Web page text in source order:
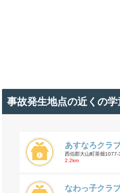
事故発生地点の近くの学
あすなろクラ
西伯郡大山町茶畑1077-
2.2km
なわっ子クラ